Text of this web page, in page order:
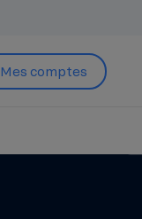
Mes comptes